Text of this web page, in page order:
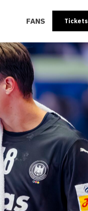
FANS Tickets